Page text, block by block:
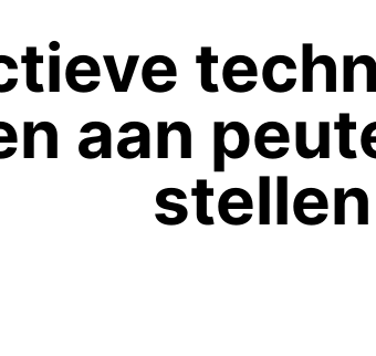
aan
stellen